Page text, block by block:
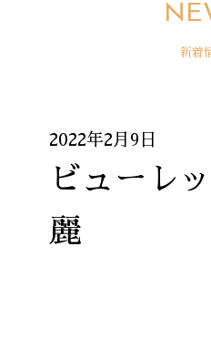
新着
2022年2月9日
ビューレ
麗